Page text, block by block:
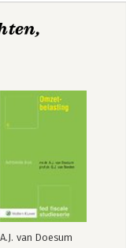
A.J. van Doesum